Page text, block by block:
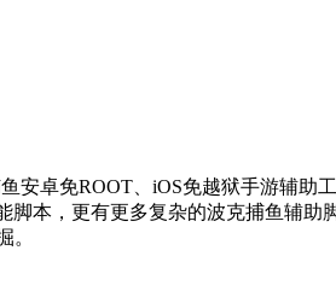
卓免ROOT、iOS免越狱手游辅助
本，更有更多复杂的波克捕鱼辅助
。